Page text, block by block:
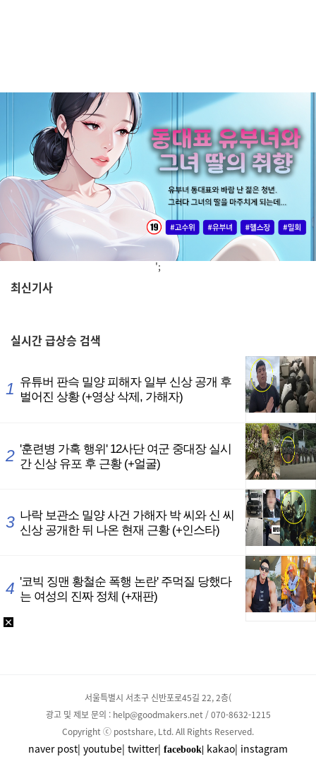
';
최신기사
실시간급상승 검색
서울특별시 서초구 신반포로45길 22, 2층(
광고 및 제보 문의 : help@goodmakers.net / 070-8632-1215
Copyright ⓒ postshare, Ltd. All Rights Reserved.
naver post| youtube| twitter| facebook| kakao| instagram